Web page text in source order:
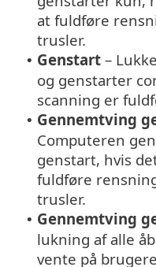
at fuldføre
trusler.
• Genstart –
og genstarter
scanning er
• Gennemtving
Computeren
genstart, hvis
fuldføre
trusler.
• Gennemtving
lukning af alle
vente på